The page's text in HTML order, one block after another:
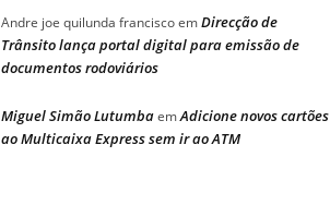
Andre joe quilunda franciscoemDirecção de
Trânsito lança portal digital para emissão de
documentos rodoviários
Miguel Simão LutumbaemAdicione novos cartões
ao Multicaixa Express sem ir ao ATM